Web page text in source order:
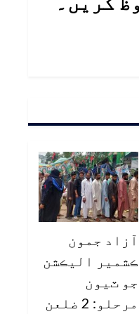
آزاد جمون
ڪشمير اليڪشن
جو ٽيون
مرحلو: 2 ضلعن